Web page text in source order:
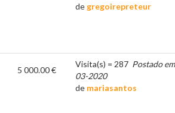
de gregoirepreteur
5 000.00 €
Visita(s) = 287 Postado
03-2020
de mariasantos